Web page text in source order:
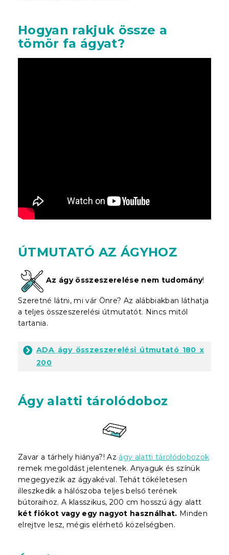
Hogyan rakjuk össze a
tömör fa ágyat?
ÚTMUTATÓ AZ ÁGYHOZ
Az ágy összeszerelése nem tudomány!
Szeretné látni, mi vár Önre? Az alábbiakban láthatja
a teljes összeszerelési útmutatót. Nincs mitől
tartania.
ADA ágy összeszerelési útmutató 180 x
200
Ágy alatti tárolódoboz
Zavar a tárhely hiánya?! Az ágy alatti tárolódobozok
remek megoldást jelentenek. Anyaguk és színük
megegyezik az ágyakéval. Tehát tökéletesen
illeszkedik a hálószoba teljes belső terének
bútoraihoz. A klasszikus, 200 cm hosszú ágy alatt
két fiókot vagy egy nagyot használhat. Minden
elrejtve lesz, mégis elérhető közelségben.